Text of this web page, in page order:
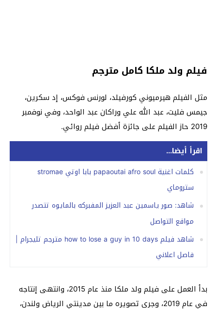
فيلم ولد ملكا كامل مترجم
مثل الفيلم هيرميوني كورفيلد، لورنس فوكس، إد سكرين،
جيمس فليت، عبد الله علي وراكان عبد الواحد، وفي نوفمبر
2019 حاز الفيلم على جائزة أفضل فيلم روائي.
اقرأ أيضا...
كلمات اغنية papaoutai afro soul بابا اوتي stromae
ستروماي
شاهد: صور ياسمين عبد العزيز المفبركه بالمايوه تتصدر
مواقع التواصل
شاهد فيلم how to lose a guy in 10 days مترجم تليجرام |
فاصل اعلاني
بدأ العمل على فيلم ولد ملكا منذ عام 2015، وانتهى إنتاجه
في عام 2019، وجرى تصويره ما بين مدينتي الرياض ولندن،